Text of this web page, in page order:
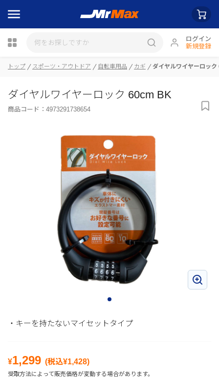
ログイン
新規登録
瓶詰
トップ スポーツ・アウトドア 自転車用品 カギ ダイヤルワイヤーロッ
ダイヤルワイヤーロック 60cm BK
商品コード： 4973291738654
・キーを持たないマイセットタイプ
¥1,299 (税込¥1,428)
受取方法によって販売価格が変動する場合があります。